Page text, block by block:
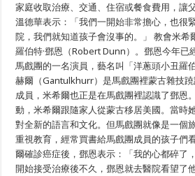
家庭收取治療、交通、住宿或餐食費用，讓
溫德華表示：「我們一開始非常擔心，也很
院，我們就知道孩子會沒事的。」 教會米希
羅伯特·鄧恩（Robert Dunn）。鄧恩今年已
馬戲團的一名演員，藝名叫「洋蔥頭小丑羅
赫爾（Gantulkhurr）是馬戲團裡蒙古雜技
成員，米希爾也正是在馬戲團裡認識了鄧恩
動，米希爾跟隨家人從蒙古移居美國。當時
對全新的語言和文化。但馬戲團就像是一個
重視教育，經常買書給馬戲團成員的孩子們
爾確診癌症後，鄧恩表示：「我的心都碎了
開始接受治療後不久，鄧恩就去醫院看望了